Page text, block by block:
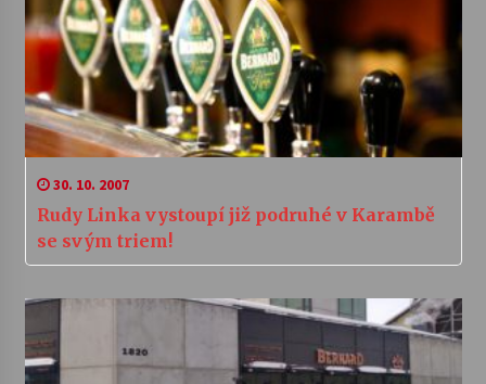
30. 10. 2007
Rudy Linka vystoupí již podruhé v Karambě
se svým triem!